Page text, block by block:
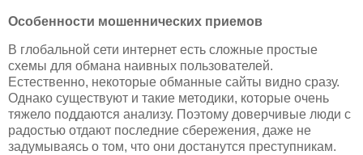
Особенности мошеннических приемов
В глобальной сети интернет есть сложные простые
схемы для обмана наивных пользователей.
Естественно, некоторые обманные сайты видно сразу.
Однако существуют и такие методики, которые очень
тяжело поддаются анализу. Поэтому доверчивые люди с
радостью отдают последние сбережения, даже не
задумываясь о том, что они достанутся преступникам.